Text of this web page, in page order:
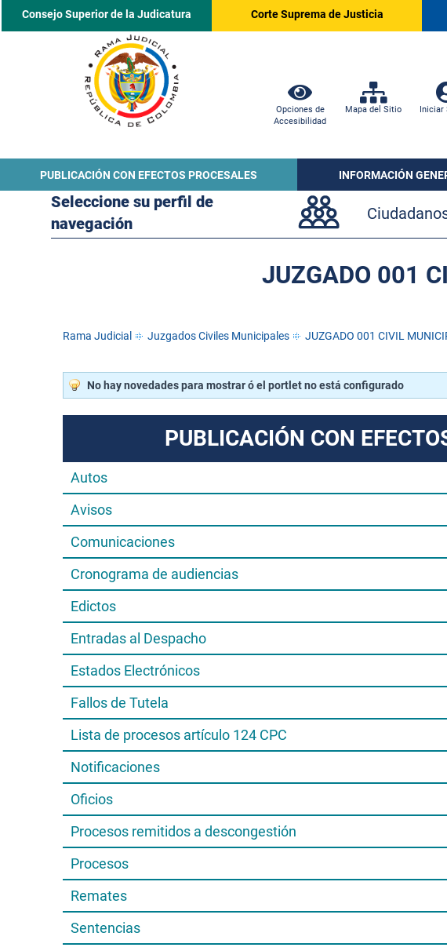
Consejo Superior de la Judicatura Corte Suprema de Justicia
Opciones de
Accesibilidad
Mapa del Sitio Iniciar
PUBLICACIÓN CON EFECTOS PROCESALES INFORMACIÓN
Seleccione su perfil de
navegación
JUZGADO 001
Rama Judicial Juzgados Civiles Municipales JUZGADO 001 CIVIL
No hay novedades para mostrar ó el portlet no está configurado
PUBLICACIÓN CON
Autos
Avisos
Comunicaciones
Cronograma de audiencias
Edictos
Entradas al Despacho
Estados Electrónicos
Fallos de Tutela
Lista de procesos artículo 124 CPC
Notificaciones
Oficios
Procesos remitidos a descongestión
Procesos
Remates
Sentencias